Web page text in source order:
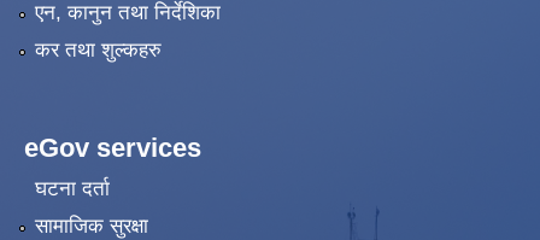
एन, कानुन तथा निर्देशिका
कर तथा शुल्कहरु
eGov services
घटना दर्ता
सामाजिक सुरक्षा